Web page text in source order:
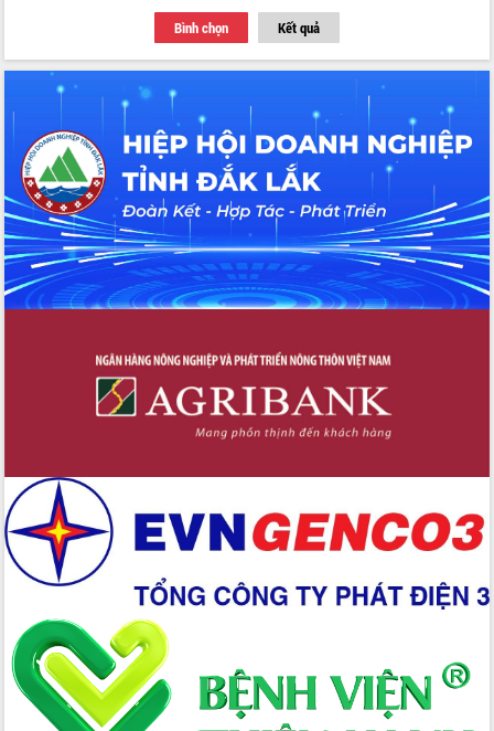
Tập huấn ứng dụng trí tuệ nhân tạo (AI)
trong thương mại điện tử năm 2026
Đoàn đại biểu Quốc hội tỉnh Đắk Lắk
trao đổi thông tin trước Kỳ họp thứ
nhất, Quốc hội khóa XVI
Quyết liệt cải cách hành chính, khơi
thông nguồn lực phát triển
Nâng cao hiệu lực, hiệu quả HĐND
tỉnh thông qua hiện đại hóa hành chính
Xã Ea Phê gắn cải cách hành chính với
chuyển đổi số
Phó Chủ tịch Thường trực UBND tỉnh
Hồ Thị Nguyên Thảo làm việc tại Trung
Xây dựng nền hành chính số đồng
hành cùng nông dân dân, doanh nghiệp
Giai đoạn 2026-2030, Đắk Lắk phấn
mới
Chuyển đổi số 'mở đường' cho nông
nghiệp Đắk Lắk tăng trưởng bứt phá
Triển khai đồng bộ đo đạc, lập hồ sơ
địa chính, hoàn thiện cơ sở dữ liệu đất
Ứng dụng sinh trắc học - Bước tiến
trong hành trình chuyển đổi số tại Đắk
Lắk
Đắk Lắk nâng cao hiệu quả công tác
Đảng từ Sổ tay đảng viên điện tử
Bình chọn Kết quả